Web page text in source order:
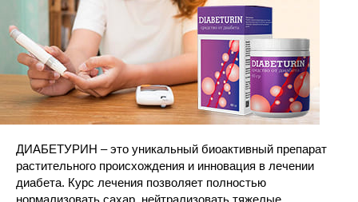
ДИАБЕТУРИН – это уникальный биоактивный препарат
растительного происхождения и инновация в лечении
диабета. Курс лечения позволяет полностью
нормализовать сахар, нейтрализовать тяжелые